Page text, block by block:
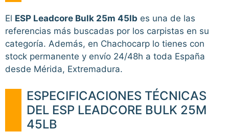
El ESP Leadcore Bulk 25m 45lb es una de las
referencias más buscadas por los carpistas en su
categoría. Además, en Chachocarp lo tienes con
stock permanente y envío 24/48h a toda España
desde Mérida, Extremadura.
ESPECIFICACIONES TÉCNICAS
DEL ESP LEADCORE BULK 25M
45LB